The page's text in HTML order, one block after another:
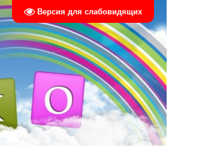
Версия для слабовидящих